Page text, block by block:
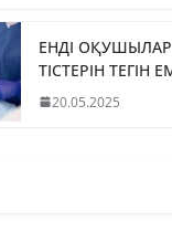
ЕНДІ
ТІСТЕРІН ТЕГІН
20.05.2025